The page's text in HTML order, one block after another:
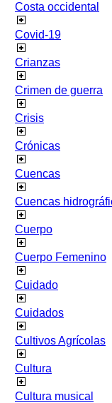
Costa occidental
Covid-19
Crianzas
Crimen de guerra
Crisis
Crónicas
Cuencas
Cuencas
Cuerpo
Cuerpo Femenino
Cuidado
Cuidados
Cultivos Agrícolas
Cultura
Cultura musical